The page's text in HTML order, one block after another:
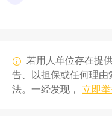
若用人单位存在提
告、以担保或任何理由
法。一经发现，
立即